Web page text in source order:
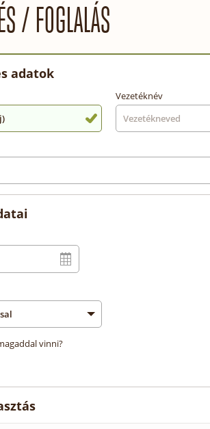
/ FOGLALÁS
adatok
Vezetéknév
vinni?